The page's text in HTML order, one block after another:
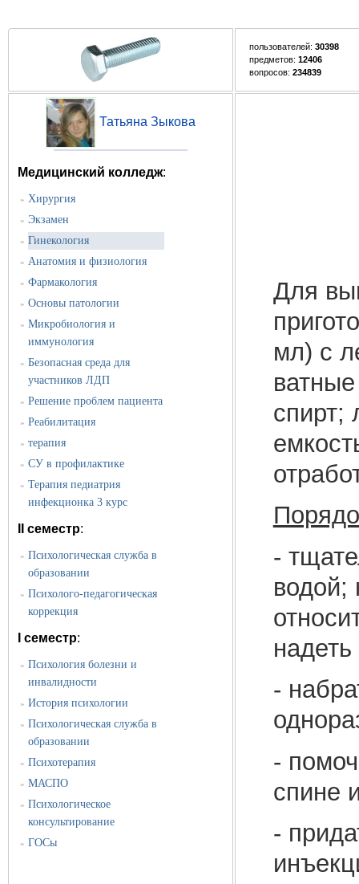
пользователей: 30398
предметов: 12406
вопросов: 234839
Татьяна Зыкова
Медицинский колледж:
» Хирургия
» Экзамен
» Гинекология
» Анатомия и физиология
» Фармакология
» Основы патологии
» Микробиология и
иммунология
» Безопасная среда для
участников ЛДП
» Решение проблем пациента
» Реабилитация
» терапия
» СУ в профилактике
» Терапия педиатрия
инфекционка 3 курс
II семестр:
» Психологическая служба в
образовании
» Психолого-педагогическая
коррекция
I семестр:
» Психология болезни и
инвалидности
» История психологии
» Психологическая служба в
образовании
» Психотерапия
» МАСПО
» Психологическое
консультирование
» ГОСы
Для
мл) с
спирт;
-
водой;
-
-
спине
-